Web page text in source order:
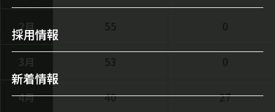
当院について
施設案内
初診の方へ
白内障手術
レーシック手術
多焦点眼内レンズ
自由診療（保険外治療）
緑内障
霰粒腫
ドライアイ
採用情報
新着情報
2月 55 0
3月 53 0
4月 40 27